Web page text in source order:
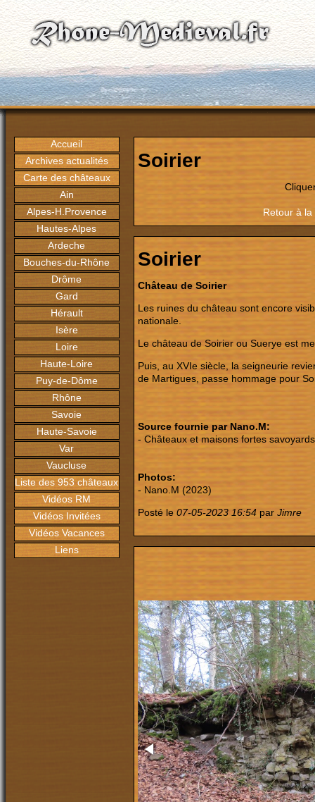
Accueil
Archives actualités
Carte des châteaux
Ain
Alpes-H.Provence
Hautes-Alpes
Ardeche
Bouches-du-Rhône
Drôme
Gard
Hérault
Isère
Loire
Haute-Loire
Puy-de-Dôme
Rhône
Savoie
Haute-Savoie
Var
Vaucluse
Liste des 953 châteaux
Vidéos RM
Vidéos Invitées
Vidéos Vacances
Liens
Soirier
Retour à
Soirier
Château de Soirier
Les ruines du château sont encore
nationale.
Le château de Soirier ou Suerye est
Puis, au XVIe siècle, la seigneurie
de Martigues, passe hommage pour
Source fournie par Nano.M:
- Châteaux et maisons fortes
Photos:
- Nano.M (2023)
Posté le 07-05-2023 16:54 par Jimre